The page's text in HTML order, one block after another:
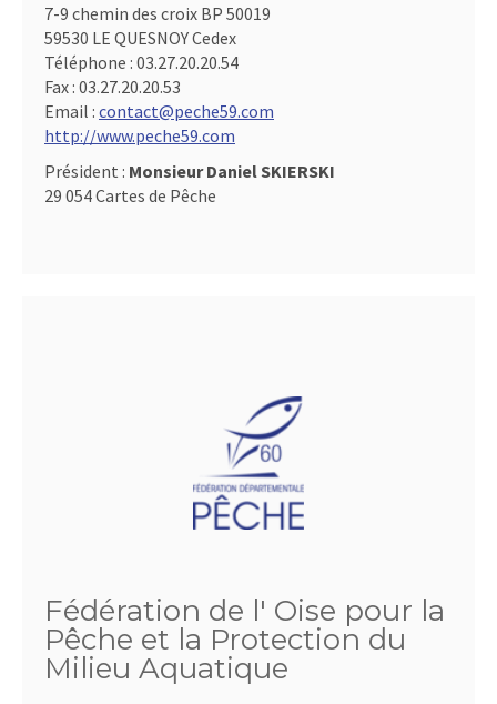
7-9 chemin des croix BP 50019
59530 LE QUESNOY Cedex
Téléphone : 03.27.20.20.54
Fax : 03.27.20.20.53
Email : contact@peche59.com
http://www.peche59.com
Président : Monsieur Daniel SKIERSKI
29 054 Cartes de Pêche
Fédération de l' Oise pour la
Pêche et la Protection du
Milieu Aquatique